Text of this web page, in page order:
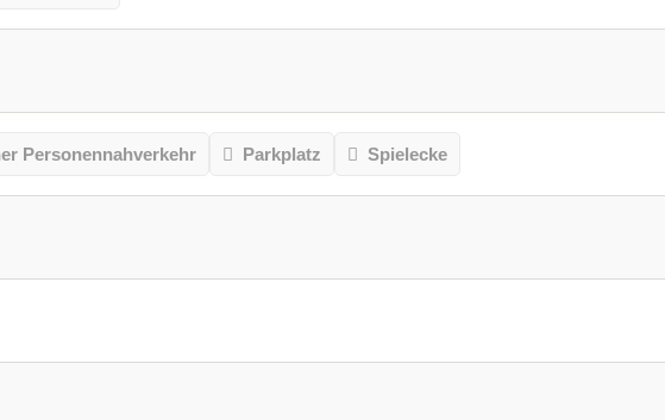
Personennahverkehr Parkplatz Spielecke